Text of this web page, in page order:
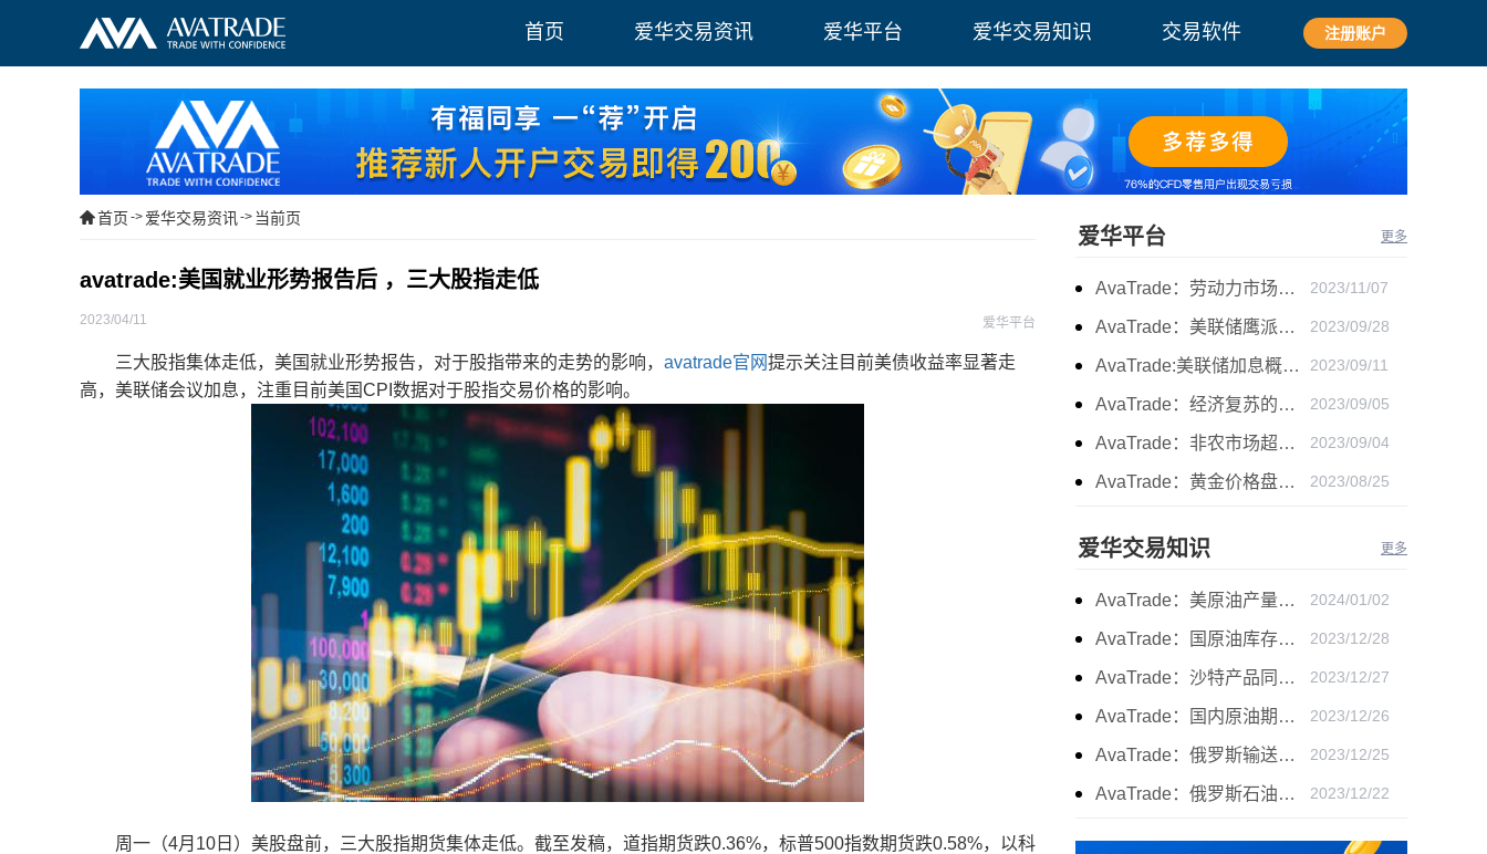
首页 爱华交易资讯 爱华平台 爱华交易知识 交易软件 注册账户
首页 -> 爱华交易资讯 -> 当前页
avatrade:美国就业形势报告后 ，三大股指走低
2023/04/11 爱华平台
三大股指集体走低，美国就业形势报告，对于股指带来的走势的影响， avatrade官网提示关注目前美债收益率显著走
高，美联储会议加息，注重目前美国CPI数据对于股指交易价格的影响。
周一（4月10日）美股盘前，三大股指期货集体走低。截至发稿，道指期货跌0.36%，标普500指数期货跌0.58%，以科
爱华平台 更多
AvaTrade：劳动力市场宽松，黄金下跌 2023/11/07
AvaTrade：美联储鹰派言论，黄金价格小幅度波动 2023/09/28
AvaTrade:美联储加息概率上升，黄金震荡短期压力 2023/09/11
AvaTrade：经济复苏的刺激下，黄金保持震荡继续走跌 2023/09/05
AvaTrade：非农市场超过预期，黄金价格震荡 2023/09/04
AvaTrade：黄金价格盘内开启窄幅慢跌行情 2023/08/25
爱华交易知识 更多
AvaTrade：美原油产量下降，原油期货价格下跌 2024/01/02
AvaTrade：国原油库存的增加，原油期货开盘价格上涨 2023/12/28
AvaTrade：沙特产品同比下降，国际油价收涨 2023/12/27
AvaTrade：国内原油期货开盘上涨，布伦特原油上涨 2023/12/26
AvaTrade：俄罗斯输送石油，原油期货主力合约价格下跌 2023/12/25
AvaTrade：俄罗斯石油出口增长，原油收跌 2023/12/22